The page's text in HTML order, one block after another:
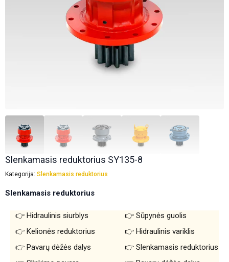
Slenkamasis reduktorius SY135-8
Kategorija: Slenkamasis reduktorius
Slenkamasis reduktorius
Hidraulinis siurblys
Kelionės reduktorius
Pavarų dėžės dalys
Sūpynės guolis
Hidraulinis variklis
Slenkamasis reduktorius